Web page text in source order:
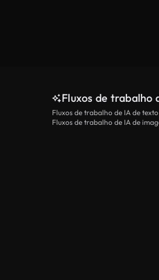
Fluxos de trabalho
Fluxos de trabalho de IA de
Fluxos de trabalho de IA de